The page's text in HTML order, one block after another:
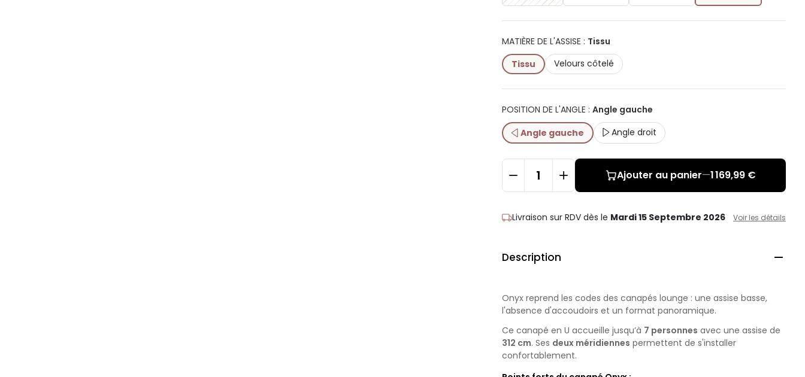
MATIÈRE DE L'ASSISE : Tissu
Tissu
Velours côtelé
POSITION DE L'ANGLE :Angle gauche
Angle gauche
Angle droit
Ajouter au panier—1 169,99 €
Livraison sur RDVdès le Mardi 15 Septembre 2026 Voir les détails
Description 
Onyx reprend les codes des canapés lounge : une assise basse,
l'absence d'accoudoirs et un format panoramique.
Ce canapé en U accueille jusqu’à 7 personnes avec une assise de
312 cm. Ses deux méridiennes permettent de s'installer
confortablement.